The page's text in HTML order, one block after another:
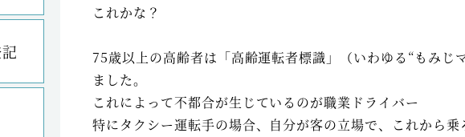
これかな？
75歳以上の高齢者は「高齢運転者標識」（いわゆる“もみじ
ました。
これによって不都合が生じているのが職業ドライバー
特にタクシー運転手の場合、自分が客の立場で、これから